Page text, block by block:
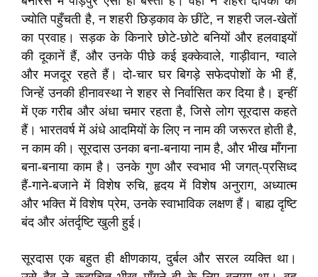
ज्योति पहुँचती है, न शहरी छिड़काव के छींटे, न शहरी जल-खेतों
का प्रवाह। सड़क के किनारे छोटे-छोटे बनियों और हलवाइयों
की दूकानें हैं, और उनके पीछे कई इक्केवाले, गाड़ीवान, ग्वाले
और मजदूर रहते हैं। दो-चार घर बिगड़े सफेदपोशों के भी हैं,
जिन्हें उनकी हीनावस्था ने शहर से निर्वासित कर दिया है। इन्हीं
में एक गरीब और अंधा चमार रहता है, जिसे लोग सूरदास कहते
हैं। भारतवर्ष में अंधे आदमियों के लिए न नाम की जरूरत होती है,
न काम की। सूरदास उनका बना-बनाया नाम है, और भीख माँगना
बना-बनाया काम है। उनके गुण और स्वभाव भी जगत्-प्रसिध्द
हैं-गाने-बजाने में विशेष रुचि, हृदय में विशेष अनुराग, अध्‍यात्‍म
और भक्ति में विशेष प्रेम, उनके स्वाभाविक लक्षण हैं। बाह्य दृष्टि
बंद और अंतर्दृष्टि खुली हुई।
सूरदास एक बहुत ही क्षीणकाय, दुर्बल और सरल व्यक्ति था।